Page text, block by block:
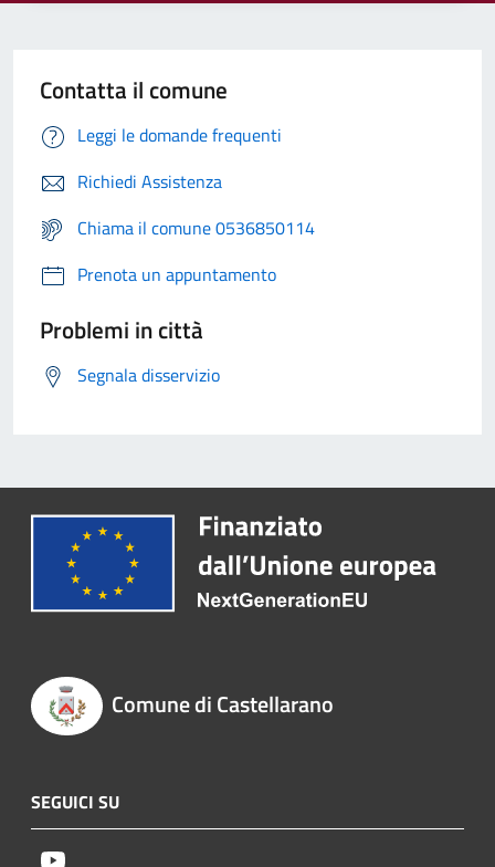
Contatta il comune
Leggi le domande frequenti
Richiedi Assistenza
Chiama il comune 0536850114
Prenota un appuntamento
Problemi in città
Segnala disservizio
Comune di Castellarano
SEGUICI SU